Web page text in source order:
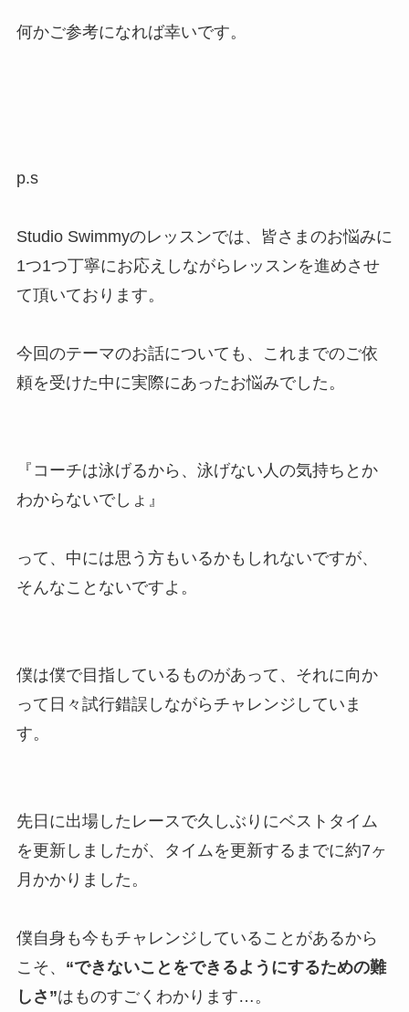
何かご参考になれば幸いです。
p.s
Studio Swimmyのレッスンでは、皆さまのお悩みに
1つ1つ丁寧にお応えしながらレッスンを進めさせ
て頂いております。
今回のテーマのお話についても、これまでのご依
頼を受けた中に実際にあったお悩みでした。
『コーチは泳げるから、泳げない人の気持ちとか
わからないでしょ』
って、中には思う方もいるかもしれないですが、
そんなことないですよ。
僕は僕で目指しているものがあって、それに向か
って日々試行錯誤しながらチャレンジしていま
す。
先日に出場したレースで久しぶりにベストタイム
を更新しましたが、タイムを更新するまでに約7ヶ
月かかりました。
僕自身も今もチャレンジしていることがあるから
こそ、 “できないことをできるようにするための難
しさ”はものすごくわかります…。